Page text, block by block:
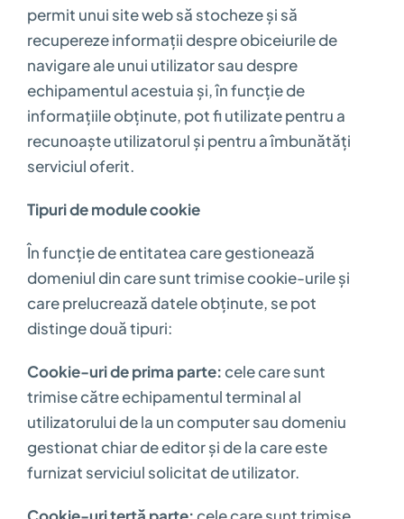
permit unui site web să stocheze și să
recupereze informații despre obiceiurile de
navigare ale unui utilizator sau despre
echipamentul acestuia și, în funcție de
informațiile obținute, pot fi utilizate pentru a
recunoaște utilizatorul și pentru a îmbunătăți
serviciul oferit.
Tipuri de module cookie
În funcție de entitatea care gestionează
domeniul din care sunt trimise cookie-urile și
care prelucrează datele obținute, se pot
distinge două tipuri:
Cookie-uri de prima parte: cele care sunt
trimise către echipamentul terminal al
utilizatorului de la un computer sau domeniu
gestionat chiar de editor și de la care este
furnizat serviciul solicitat de utilizator.